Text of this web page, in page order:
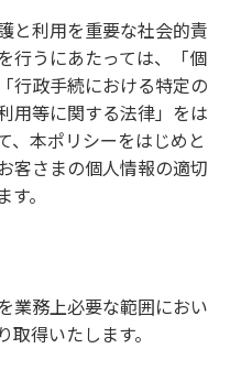
と利用を重要な社会的責
行うにあたっては、「個
行政手続における特定の
用等に関する法律」をは
、本ポリシーをはじめと
客さまの個人情報の適切
。
業務上必要な範囲におい
得いたします。